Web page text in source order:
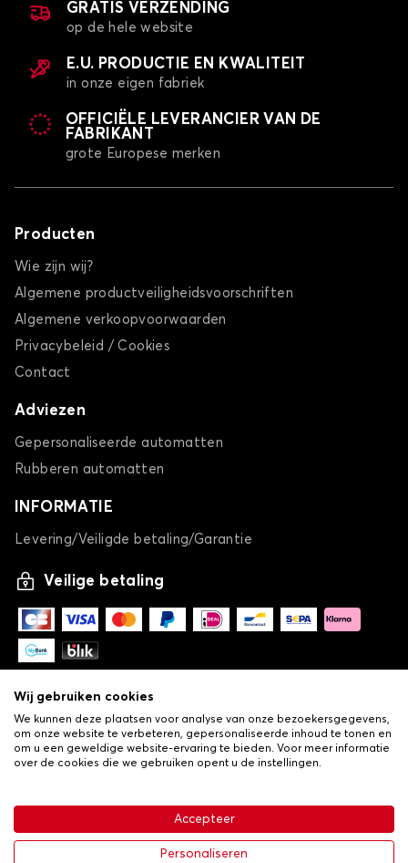
€ 113,43
GRATIS VERZENDING
op de hele website
E.U. PRODUCTIE EN KWALITEIT
in onze eigen fabriek
OFFICIËLE LEVERANCIER VAN DE
FABRIKANT
grote Europese merken
Producten
Wie zijn wij?
Algemene productveiligheidsvoorschriften
Algemene verkoopvoorwaarden
Privacybeleid / Cookies
Contact
Adviezen
Gepersonaliseerde automatten
Rubberen automatten
INFORMATIE
Levering/Veiligde betaling/Garantie
Veilige betaling
Algemene verkoopvoorwaarden•Privacy- en cookiebeleid
•Livraison
Wij gebruiken cookies
We kunnen deze plaatsen voor analyse van onze bezoekersgegevens,
om onze website te verbeteren, gepersonaliseerde inhoud te tonen en
om u een geweldige website-ervaring te bieden. Voor meer informatie
over de cookies die we gebruiken opent u de instellingen.
Accepteer
Personaliseren